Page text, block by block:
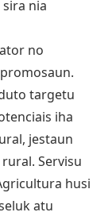
nia
no
targetu
iha
jestaun
Servisu
husi
atu